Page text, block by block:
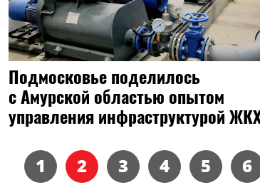
В Благовещенске завели дело на
мать, подозреваемую в жестоком
убийстве сына
1 2 3 4 5 6